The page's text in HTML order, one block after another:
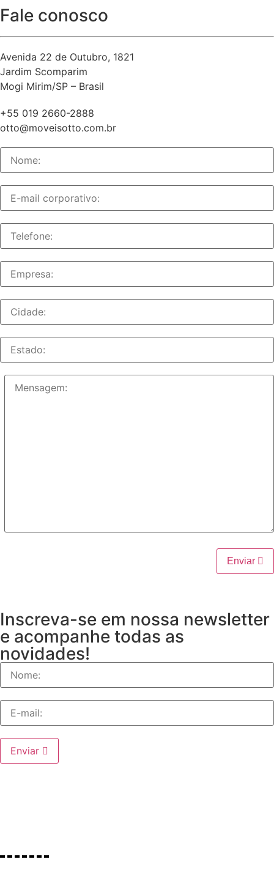
Fale conosco
Avenida 22 de Outubro, 1821
Jardim Scomparim
Mogi Mirim/SP – Brasil
+55 019 2660-2888
otto@moveisotto.com.br
Enviar
Inscreva-se em nossa newsletter
e acompanhe todas as
novidades!
Enviar